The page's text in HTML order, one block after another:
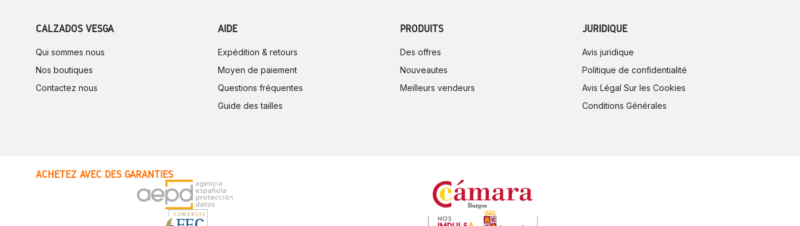
CALZADOS VESGA
Qui sommes nous
Nos boutiques
Contactez nous
AIDE
Expédition & retours
Moyen de paiement
Questions fréquentes
Guide des tailles
PRODUITS
Des offres
Nouveautes
Meilleurs vendeurs
JURIDIQUE
Avis juridique
Politique de confidentialité
Avis Légal Sur les Cookies
Conditions Générales
ACHETEZ AVEC DES GARANTIES